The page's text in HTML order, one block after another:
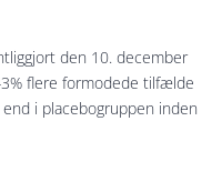
den 10. december
flere formodede tilfælde
i placebogruppen inden